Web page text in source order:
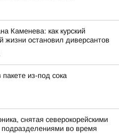
Каменева: как курский
жизни остановил диверсантов
из-под сока
снятая северокорейскими
во время